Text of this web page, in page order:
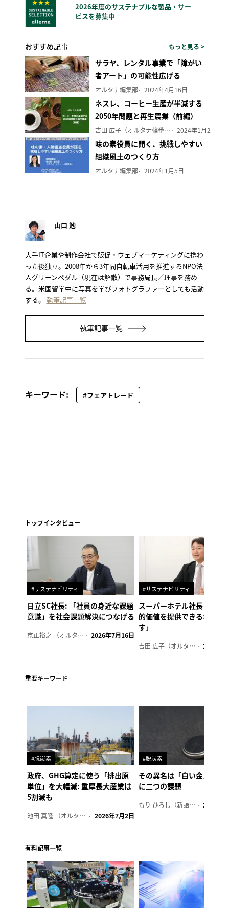
2026年度のサステナブルな製品・サー
ビスを募集中
おすすめ記事 もっと見る >
サラヤ、レンタル事業で「障がい
者アート」の可能性広げる
オルタナ編集部 2024年4月16日
ネスレ、コーヒー生産が半減する
2050年問題と再生農業（前編）
吉田 広子（オルタナ輪番編集長） 2024年1月29日
味の素役員に聞く、挑戦しやすい
組織風土のつくり方
オルタナ編集部 2024年1月5日
山口 勉
大手IT企業や制作会社で販促・ウェブマーケティングに携わ
った後独立。2008年から3年間自転車活用を推進するNPO法
人グリーンペダル（現在は解散）で事務局長／理事を務め
る。米国留学中に写真を学びフォトグラファーとしても活動
する。 執筆記事一覧
執筆記事一覧
キーワード: #フェアトレード
トップインタビュー
#サステナビリティ
日立SC社長: 「社員の身近な課題
意識」を社会課題解決につなげる
京正裕之 （オルタナ副編集長） 2026年7月16日
#サステナビリティ
スーパーホテル社長「地域
的価値を提供できるホテル
す」
吉田 広子（オルタナ輪番編集長） 2026年6
重要キーワード
#脱炭素
政府、GHG算定に使う「排出原
単位」を大幅減: 重厚長大産業は
5割減も
池田 真隆 （オルタナ輪番編集長） 2026年7月2日
#脱炭素
その異名は「白い金」、リ
に二つの課題
もり ひろし（新語ウォッチャー） 2023年7
有料記事一覧